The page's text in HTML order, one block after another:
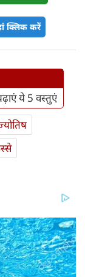
क्लिक करें
ये 5 वस्तुएं